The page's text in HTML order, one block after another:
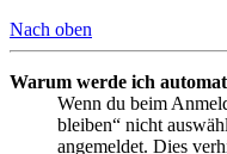
Nach oben
Warum werde ich
Wenn du beim
bleiben“ nicht
angemeldet. Dies